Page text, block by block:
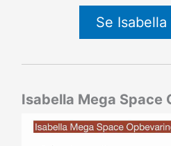
Se
Isabella Mega Space